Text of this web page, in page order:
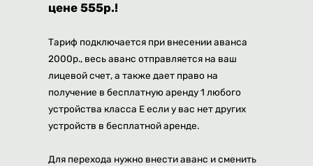
цене 555р.!
Тариф подключается при внесении аванса
2000р., весь аванс отправляется на ваш
лицевой счет, а также дает право на
получение в бесплатную аренду 1 любого
устройства класса E если у вас нет других
устройств в бесплатной аренде.
Для перехода нужно внести аванс и сменить